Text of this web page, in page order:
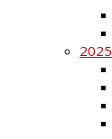
2025